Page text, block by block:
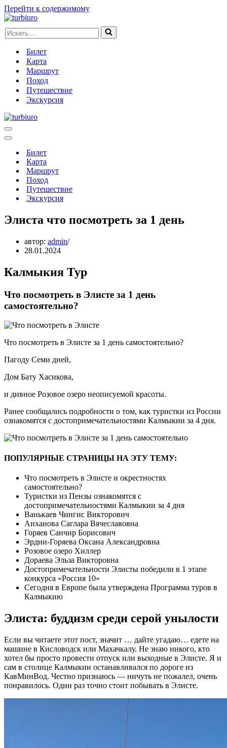
Перейти к содержимому
Искать...
Билет
Карта
Маршрут
Поход
Путешествие
Экскурсия
Меню
навигации
Меню
навигацииБилет
Карта
Маршрут
Поход
Путешествие
Экскурсия
Элиста что посмотреть за 1 день
автор: admin
28.01.2024
Калмыкия Тур
Что посмотреть в Элисте за 1 день
самостоятельно?
Что посмотреть в Элисте за 1 день самостоятельно?
Пагоду Семи дней,
Дом Бату Хасикова,
и дивное Розовое озеро неописуемой красоты.
Ранее сообщались подробности о том, как туристки из России
ознакомятся с достопримечательностями Калмыкии за 4 дня.
ПОПУЛЯРНЫЕ СТРАНИЦЫ НА ЭТУ ТЕМУ:
Что посмотреть в Элисте и окрестностях
самостоятельно?
Туристки из Пензы ознакомятся с
достопримечательностями Калмыкии за 4 дня
Ванькаев Чингис Викторович
Анханова Саглара Вячеславовна
Горяев Санчир Борисович
Эрдни-Горяева Оксана Александровна
Розовое озеро Хиллер
Дораева Эльза Викторовна
Достопримечательности Элисты победили в 1 этапе
конкурса «Россия 10»
Сегодня в Европе была утверждена Программа туров в
Калмыкию
Элиста: буддизм среди серой унылости
Если вы читаете этот пост, значит … дайте угадаю… едете на
машине в Кисловодск или Махачкалу. Не знаю никого, кто
хотел бы просто провести отпуск или выходные в Элисте. Я и
сам в столице Калмыкии останавливался по дороге из
КавМинВод. Честно признаюсь — ничуть не пожалел, очень
понравилось. Один раз точно стоит побывать в Элисте.